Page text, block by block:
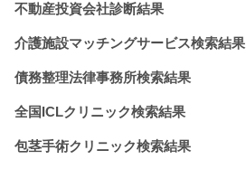
不動産投資会社診断結果
介護施設マッチングサービス検索結果
債務整理法律事務所検索結果
全国ICLクリニック検索結果
包茎手術クリニック検索結果